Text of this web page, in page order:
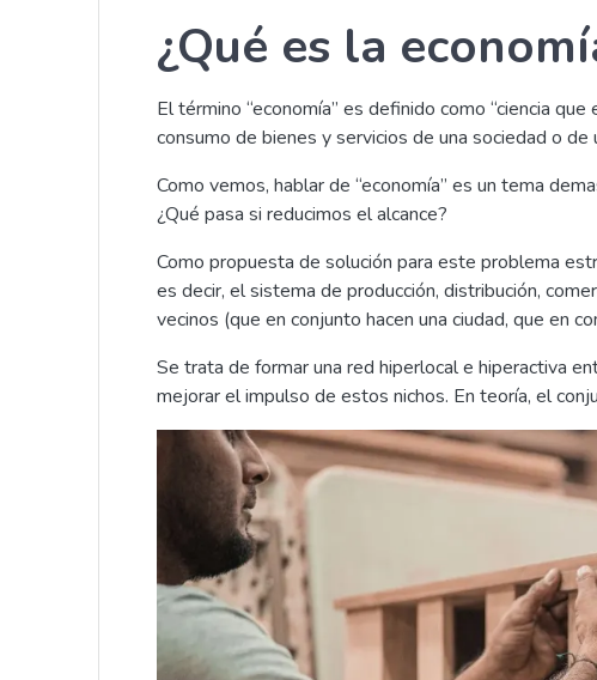
¿Qué es la
El término “economía” es definido como “ciencia
consumo de bienes y servicios de una sociedad o de
Como vemos, hablar de “economía” es un tema
¿Qué pasa si reducimos el alcance?
Como propuesta de solución para este problema
es decir, el sistema de producción, distribución,
vecinos (que en conjunto hacen una ciudad, que en
Se trata de formar una red hiperlocal e hiperactiva
mejorar el impulso de estos nichos. En teoría, el